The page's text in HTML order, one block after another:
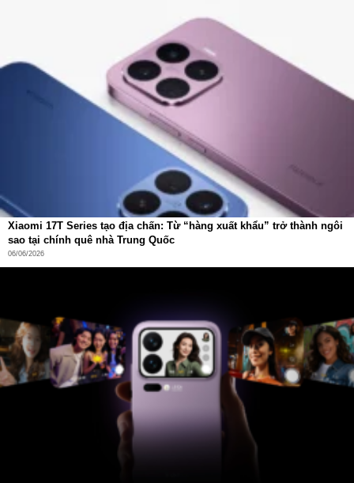
Xiaomi 17T Series tạo địa chấn: Từ “hàng xuất khẩu” trở thành ngôi
sao tại chính quê nhà Trung Quốc
06/06/2026